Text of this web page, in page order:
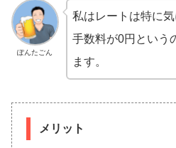
ぽんたごん
私はレートは特に
手数料が0円という
ます。
メリット